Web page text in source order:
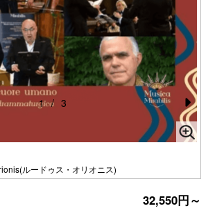
ルードゥス・オリオニス)
N
e
1 / 3
32,550円～